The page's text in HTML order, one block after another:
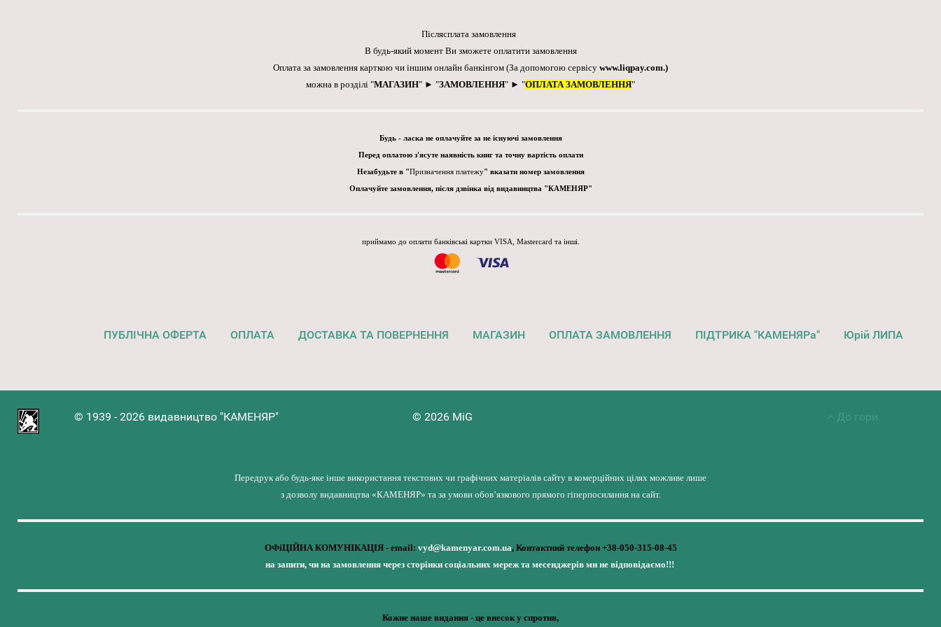
Післясплата замовлення
В будь-який момент Ви зможете оплатити замовлення
Оплата за замовлення карткою чи іншим онлайн банкінгом (За допомогою сервісу www.liqpay.com.)
можна в розділі "МАГАЗИН" ► "ЗАМОВЛЕННЯ" ► "ОПЛАТА ЗАМОВЛЕННЯ"
Будь - ласка не оплачуйте за не існуючі замовлення
Перед оплатою з'ясуте наявність книг та точну вартість оплати
Незабудьте в "Призначення платежу" вказати номер замовлення
Оплачуйте замовлення, після дзвінка від видавництва "КАМЕНЯР"
приймамо до оплати банківські картки VISA, Mastercard та інші.
ПУБЛІЧНА ОФЕРТА ОПЛАТА ДОСТАВКА ТА ПОВЕРНЕННЯ МАГАЗИН ОПЛАТА ЗАМОВЛЕННЯ ПІДТРИКА "КАМЕНЯРа" Юрій ЛИПА
© 1939 - 2026 видавництво "КАМЕНЯР" © 2026 MiG До гори
Передрук або будь-яке інше використання текстових чи графічних матеріалів сайту в комерційних цілях можливе лише
з дозволу видавництва «КАМЕНЯР» та за умови обов’язкового прямого гіперпосилання на сайт.
ОФіЦІЙНА КОМУНІКАЦІЯ - email: vyd@kamenyar.com.ua, Контактний телефон +38-050-315-08-45
на запити, чи на замовлення через сторінки соціальних мереж та месенджерів ми не відповідаємо!!!
Кожне наше видання - це внесок у спротив,